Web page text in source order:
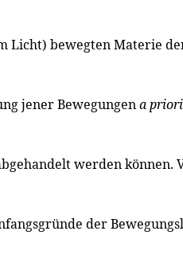
Licht) bewegten Materie
jener Bewegungena priori
werden können.
der